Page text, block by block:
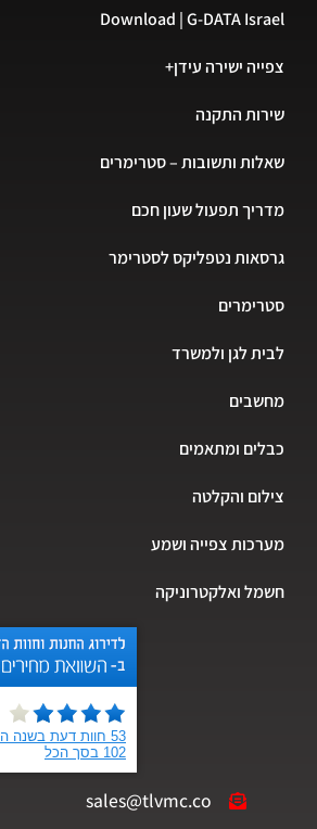
Download | G-DATA Israel
צפייה ישירה עידן+
שירות התקנה
שאלות ותשובות – סטרימרים
מדריך תפעול שעון חכם
גרסאות נטפליקס לסטרימר
סטרימרים
לבית לגן ולמשרד
מחשבים
כבלים ומתאמים
צילום והקלטה
מערכות צפייה ושמע
חשמל ואלקטרוניקה
sales@tlvmc.co